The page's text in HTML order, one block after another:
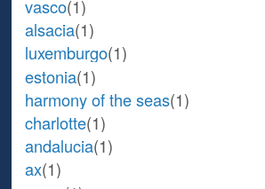
vasco(1)
alsacia(1)
luxemburgo(1)
estonia(1)
harmony of the seas(1)
charlotte(1)
andalucia(1)
ax(1)